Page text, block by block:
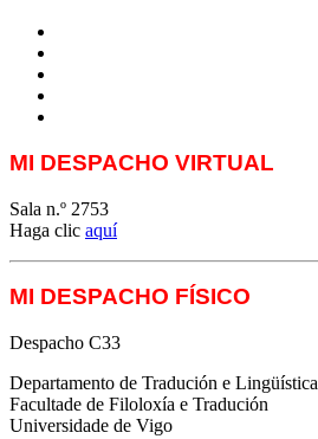
MI DESPACHO VIRTUAL
Sala n.º 2753
Haga clic aquí
MI DESPACHO FÍSICO
Despacho C33
Departamento de Tradución e Lingüística
Facultade de Filoloxía e Tradución
Universidade de Vigo